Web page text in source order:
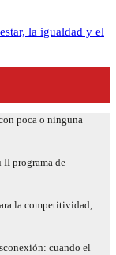
la igualdad y el
poca o ninguna
II programa de
la competitividad,
cuando el